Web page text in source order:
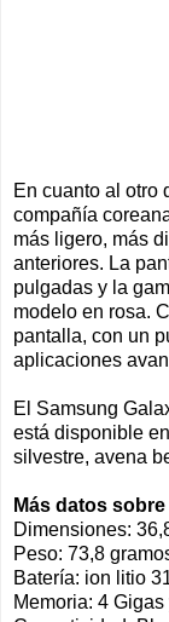
En cuanto al otro
compañía
más ligero, más
anteriores. La
pulgadas y la
modelo en rosa.
pantalla, con un
aplicaciones
El Samsung
está disponible
silvestre, avena
Más datos
Dimensiones:
Peso: 73,8
Batería: ion litio
Memoria: 4